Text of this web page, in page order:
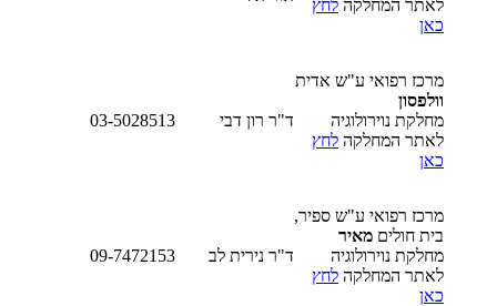
לאתר המחלקה לחץ
כאן
מרכז רפואי ע"ש אדית
וולפסון
מחלקת נוירולוגיה
לאתר המחלקה לחץ
כאן
ד"ר רון דבי 03-5028513
מרכז רפואי ע"ש ספיר,
בית חולים מאיר
מחלקת נוירולוגיה
לאתר המחלקה לחץ
כאן
ד"ר נירית לב 09-7472153